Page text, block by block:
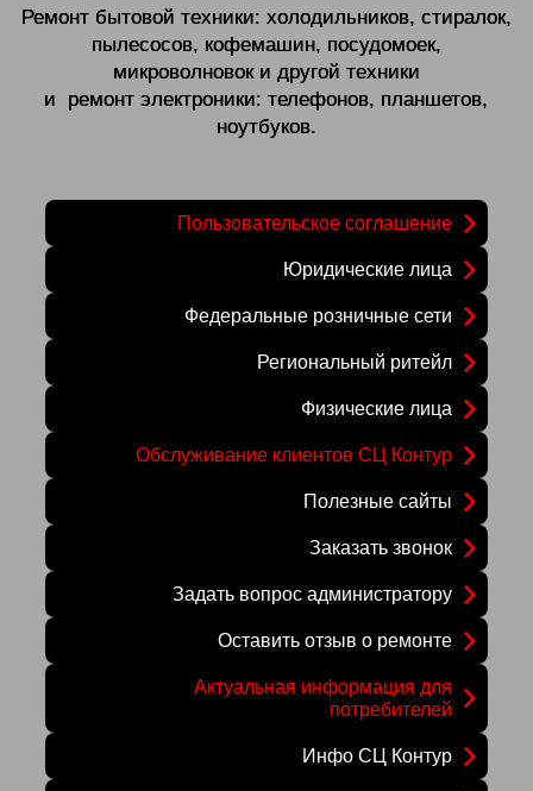
Ремонт бытовой техники: холодильников, стиралок,
пылесосов, кофемашин, посудомоек,
микроволновок и другой техники
и ремонт электроники: телефонов, планшетов,
ноутбуков.
Пользовательское соглашение
Юридические лица
Федеральные розничные сети
Региональный ритейл
Физические лица
Обслуживание клиентов СЦ Контур
Полезные сайты
Заказать звонок
Задать вопрос администратору
Оставить отзыв о ремонте
Актуальная информация для
потребителей
Инфо СЦ Контур